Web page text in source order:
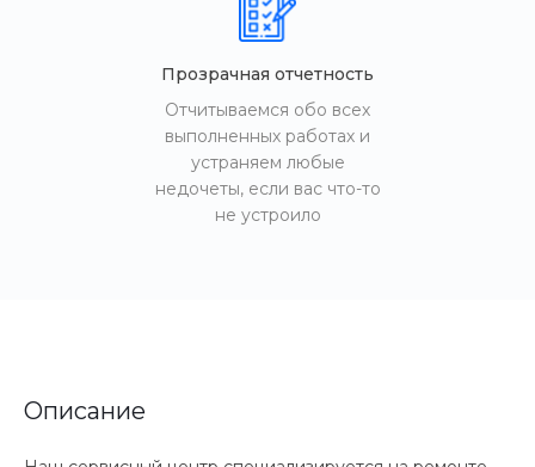
Прозрачная отчетность
Отчитываемся обо всех
выполненных работах и
устраняем любые
недочеты, если вас что-то
не устроило
Описание